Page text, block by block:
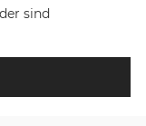
sind